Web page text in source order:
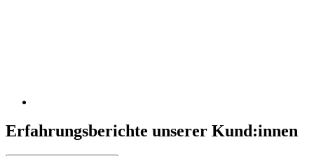
Erfahrungsberichte unserer Kund:innen